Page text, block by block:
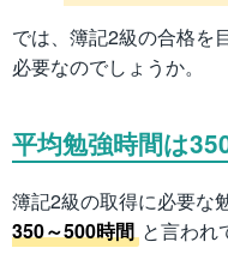
では、簿記2級の合格を
必要なのでしょうか。
平均勉強時間は
簿記2級の取得に必要な
350～500時間 と言われ